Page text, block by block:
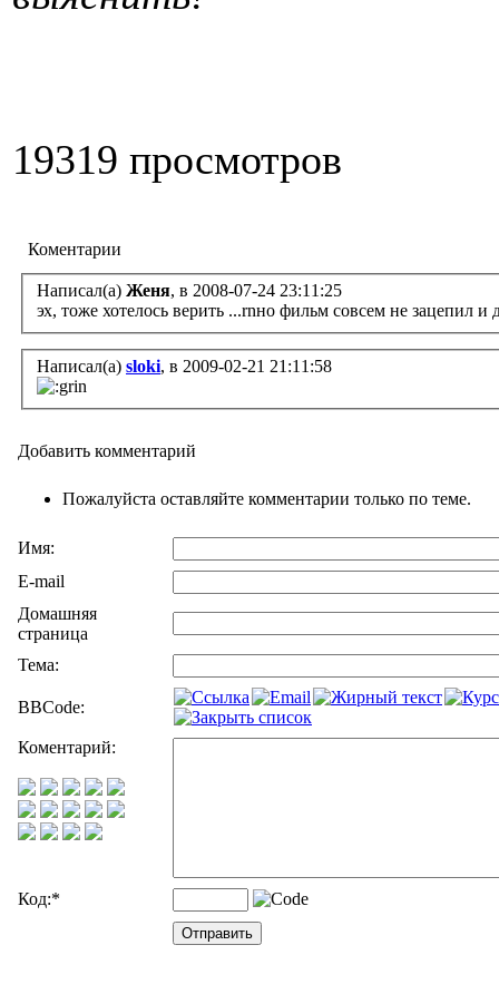
19319 просмотров
Коментарии
Написал(а) Женя, в 2008-07-24 23:11:25
эх, тоже хотелось верить ...rnно фильм совсем не зацепил и
Написал(а) sloki, в 2009-02-21 21:11:58
Добавить комментарий
Пожалуйста оставляйте комментарии только по теме.
Имя:
E-mail
Домашняя
страница
Тема:
BBCode:
Коментарий:
Код:*